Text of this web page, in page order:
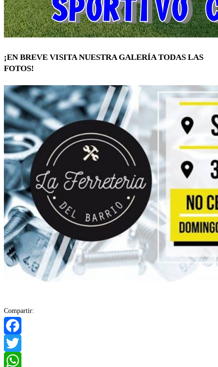
¡EN BREVE VISITA NUESTRA GALERÍA TODAS LAS
FOTOS!
Compartir:
Facebook
Twitter